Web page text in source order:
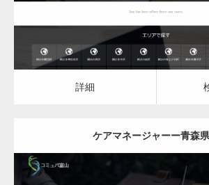
詳細
ケアマネージャーー青森